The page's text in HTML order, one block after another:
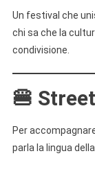
Un festival che
chi sa che la
condivisione.
🍔
Per
parla la lingua